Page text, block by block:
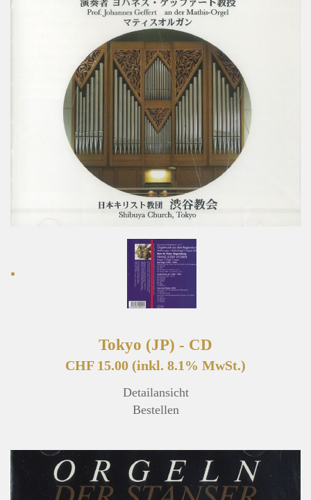
Tokyo (JP) - CD
CHF 15.00 (inkl. 8.1% MwSt.)
Detailansicht
Bestellen